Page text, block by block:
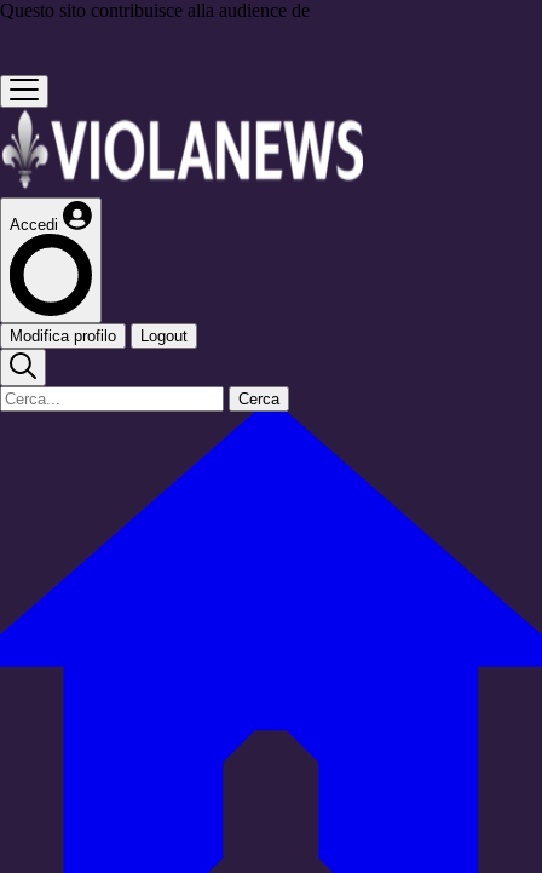
Questo sito contribuisce alla audience de
Accedi
Modifica profilo Logout
Cerca